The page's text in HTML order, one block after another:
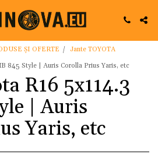
ȘI OFERTE
Jante TOYOTA
845 Style | Auris Corolla Prius Yaris, etc
R16 5x114.3
| Auris
Yaris, etc